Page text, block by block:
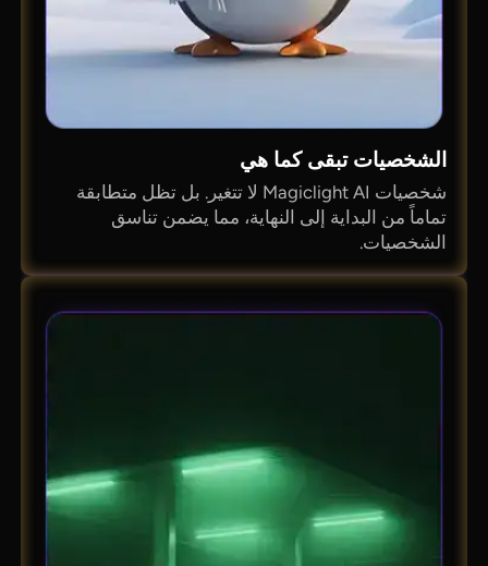
الشخصيات تبقى كما هي
شخصيات Magiclight AI لا تتغير. بل تظل متطابقة
تماماً من البداية إلى النهاية، مما يضمن تناسق
الشخصيات.